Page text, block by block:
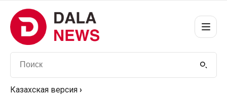
Казахская версия ›